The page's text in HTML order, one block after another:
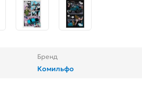
Бренд
Комильфо